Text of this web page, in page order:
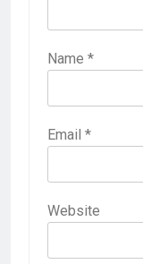
Name *
Email *
Website